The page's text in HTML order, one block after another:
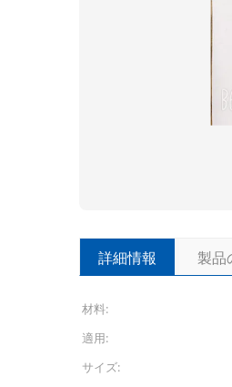
詳細情報 製品
材料:
適用:
サイズ: